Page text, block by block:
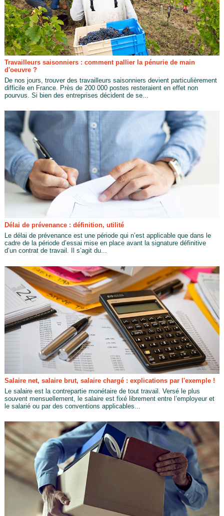
Travailleurs saisonniers : comment pallier la pénurie de main
d'oeuvre ?
De nos jours, trouver des travailleurs saisonniers devient particulièrement
difficile en France. Près de 200 000 postes resteraient en effet non
pourvus. Si bien des entreprises décident de se...
Délai de prévenance : définition, utilité
Le délai de prévenance est une période qui n’est applicable que dans le
cadre de la période d’essai mise en place avant la signature définitive
d’un contrat de travail. Il s’agit du...
Salaire net, salaire brut, salaire chargé : explications par l'exemple !
Le salaire est la contrepartie monétaire de tout travail. Versé le plus
souvent mensuellement, le salaire est fixé librement entre l’employeur et
le salarié ou par des conventions applicables...